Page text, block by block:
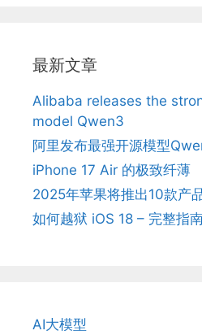
最新文章
Alibaba releases the
model Qwen3
阿里发布最强开源模型
iPhone 17 Air 的极致纤薄
2025年苹果将推出10款产
如何越狱 iOS 18 – 完整指
AI大模型